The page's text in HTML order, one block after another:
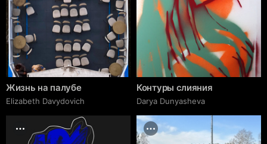
Жизнь на палубе
Elizabeth Davydovich
Контуры слияния
Darya Dunyasheva